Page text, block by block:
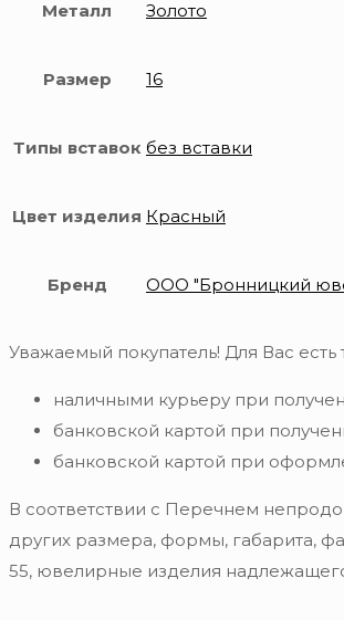
Металл Золото
Размер 16
Типы вставок без вставки
Цвет изделия Красный
Бренд ООО "Бронницкий
Уважаемый покупатель! Для Вас
наличными курьеру при
банковской картой при
банковской картой при
В соответствии с Перечнем
других размера, формы, габарита,
55, ювелирные изделия